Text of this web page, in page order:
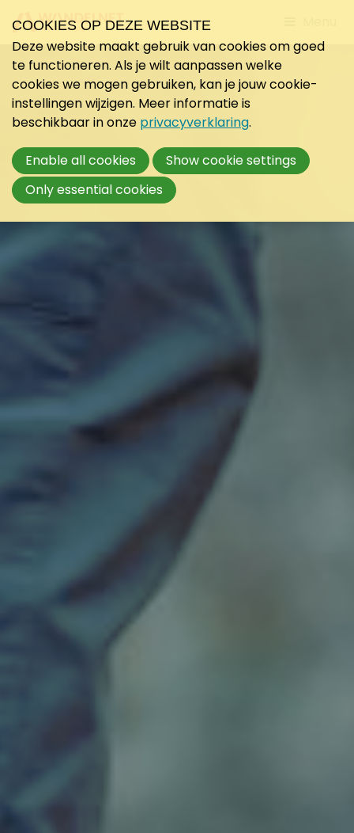
to
COOKIES OP DEZE WEBSITE
Deze website maakt gebruik van cookies om goed
te functioneren. Als je wilt aanpassen welke
cookies we mogen gebruiken, kan je jouw cookie-
instellingen wijzigen. Meer informatie is
beschikbaar in onze privacyverklaring.
Enable all cookies
Show cookie settings
Only essential cookies